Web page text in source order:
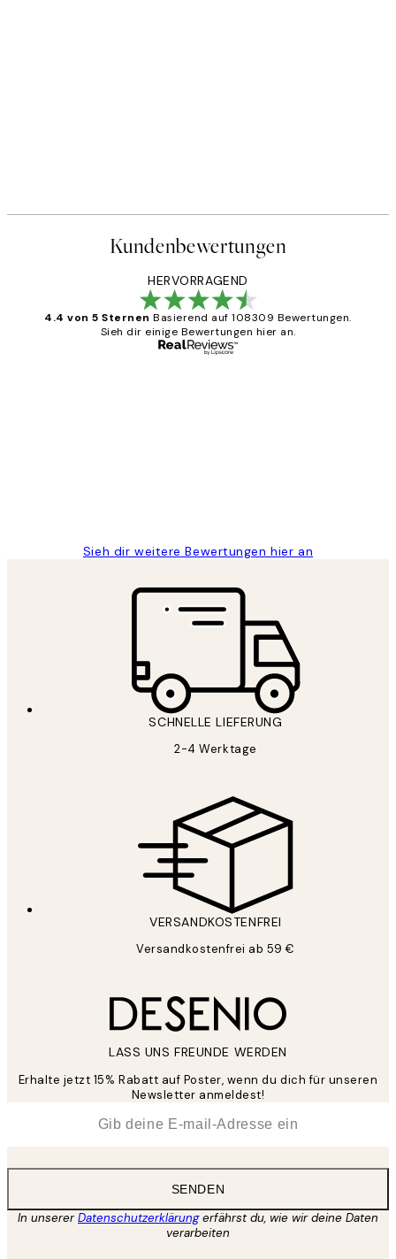
Kundenbewertungen
HERVORRAGEND
4.4 von 5 Sternen Basierend auf 108309 Bewertungen.
Sieh dir einige Bewertungen hier an.
Sieh dir weitere Bewertungen hier an
SCHNELLE LIEFERUNG
2-4 Werktage
VERSANDKOSTENFREI
Versandkostenfrei ab 59 €
LASS UNS FREUNDE WERDEN
Erhalte jetzt 15% Rabatt auf Poster, wenn du dich für unseren
Newsletter anmeldest!
SENDEN
In unsererDatenschutzerklärungerfährst du, wie wir deine Daten
verarbeiten